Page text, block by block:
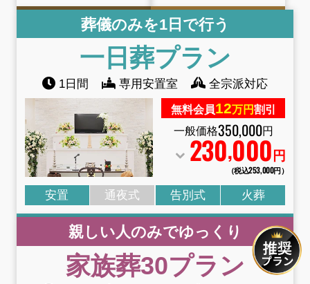
葬儀のみを1日で行う
一日葬プラン
1日間 専用安置室 全宗派対応
無料会員12万円割引
一般価格350,000円
230,000 円
（税込253,000円）
安置 通夜式 告別式 火葬
親しい人のみでゆっくり
家族葬30プラン